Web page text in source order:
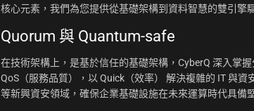
核心元素，我們為您提供從基礎架構到資料智慧的雙引擎
Quorum 與 Quantum-safe
在技術架構上，是基於信任的基礎架構，CyberQ 深入掌
QoS（服務品質），以 Quick（效率） 解決複雜的 IT 與
等新興資安領域，確保企業基礎設施在未來運算時代具備